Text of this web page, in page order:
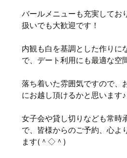
バールメニューも充実してお
扱いでも大歓迎です！
内観も白を基調とした作りに
で、デート利用にも最適な空
落ち着いた雰囲気ですので、
にお越し頂けるかと思います♪
女子会や貸し切りなども常時
で、皆様からのご予約、心よ
ます(＾◇＾)